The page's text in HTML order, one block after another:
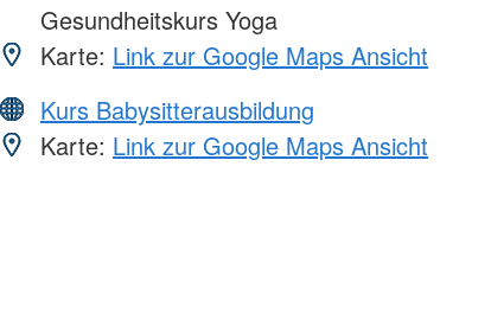
Gesundheitskurs Yoga
Karte: Link zur Google Maps Ansicht
Kurs Babysitterausbildung
Karte: Link zur Google Maps Ansicht